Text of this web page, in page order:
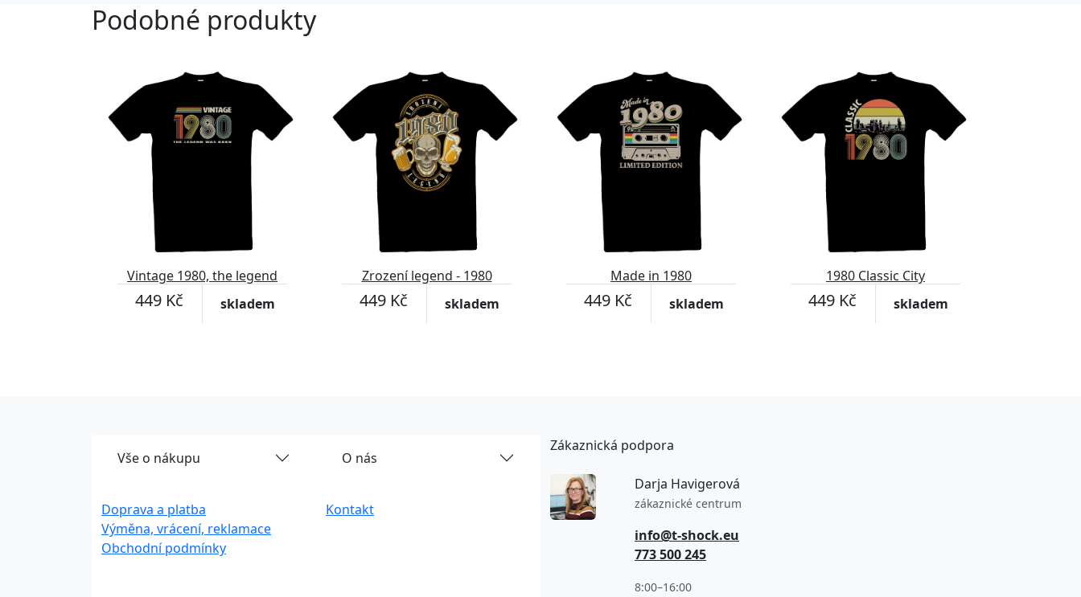
Podobné produkty
Vintage 1980, the legend
was born
449 Kč skladem
Zrození legend - 1980
449 Kč skladem
Made in 1980
449 Kč skladem
1980 Classic City
449 Kč skladem
Vše o nákupu
Doprava a platba
Výměna, vrácení, reklamace
Obchodní podmínky
O nás
Kontakt
Zákaznická podpora
Darja Havigerová
zákaznické centrum
info@t-shock.eu
773 500 245
8:00–16:00